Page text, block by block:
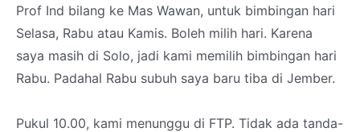
Prof Ind bilang ke Mas Wawan, untuk bimbingan hari
Selasa, Rabu atau Kamis. Boleh milih hari. Karena
saya masih di Solo, jadi kami memilih bimbingan hari
Rabu. Padahal Rabu subuh saya baru tiba di Jember.
Pukul 10.00, kami menunggu di FTP. Tidak ada tanda-